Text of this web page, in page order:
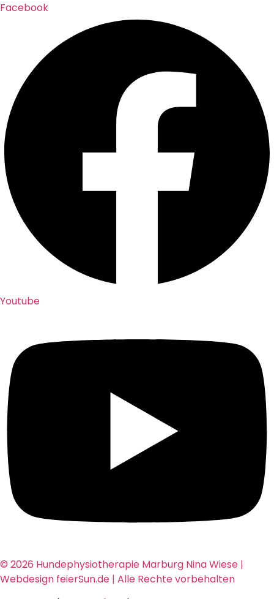
Facebook
Youtube
© 2026 Hundephysiotherapie Marburg Nina Wiese |
Webdesign feierSun.de | Alle Rechte vorbehalten